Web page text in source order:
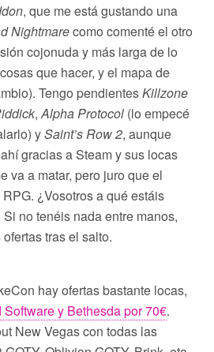
, que me está gustando una
Nightmarecomo comenté el otro
cojonuda y más larga de lo
que hacer, y el mapa de
Tengo pendientesKillzone
,Alpha Protocol (lo empecé
ySaint’s Row 2, aunque
gracias a Steam y sus locas
va a matar, pero juro que el
¿Vosotros a qué estáis
no tenéis nada entre manos,
tras el salto.
hay ofertas bastante locas,
Software y Bethesda por 70€.
New Vegas con todas las